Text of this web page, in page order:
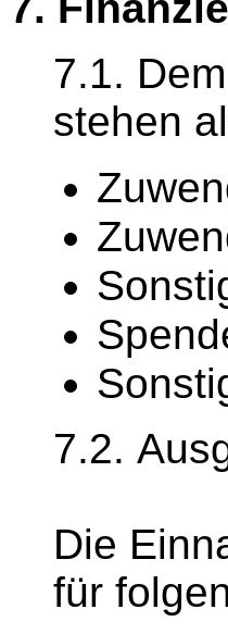
7.1.
stehen
7.2.
Die
für